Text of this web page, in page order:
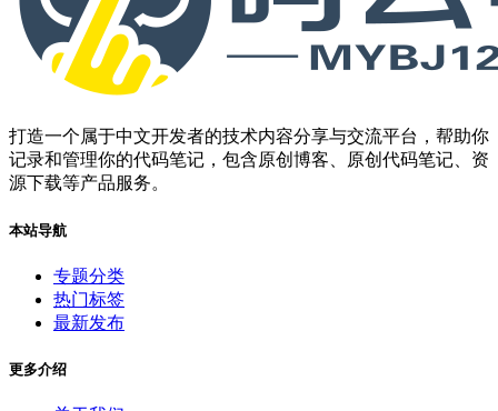
打造一个属于中文开发者的技术内容分享与交流平台，帮助你
记录和管理你的代码笔记，包含原创博客、原创代码笔记、资
源下载等产品服务。
本站导航
专题分类
热门标签
最新发布
更多介绍